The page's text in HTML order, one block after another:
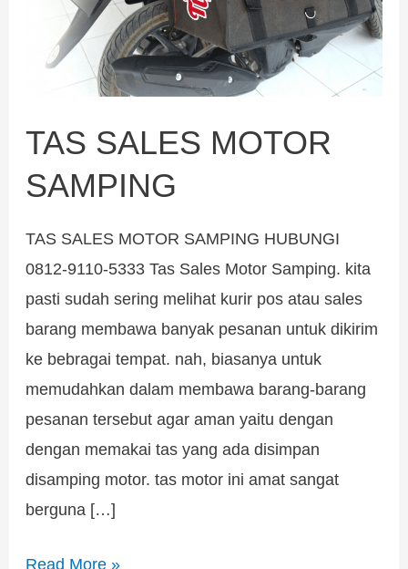
TAS SALES MOTOR
SAMPING
TAS SALES MOTOR SAMPING HUBUNGI
0812-9110-5333 Tas Sales Motor Samping. kita
pasti sudah sering melihat kurir pos atau sales
barang membawa banyak pesanan untuk dikirim
ke bebragai tempat. nah, biasanya untuk
memudahkan dalam membawa barang-barang
pesanan tersebut agar aman yaitu dengan
dengan memakai tas yang ada disimpan
disamping motor. tas motor ini amat sangat
berguna […]
Read More »